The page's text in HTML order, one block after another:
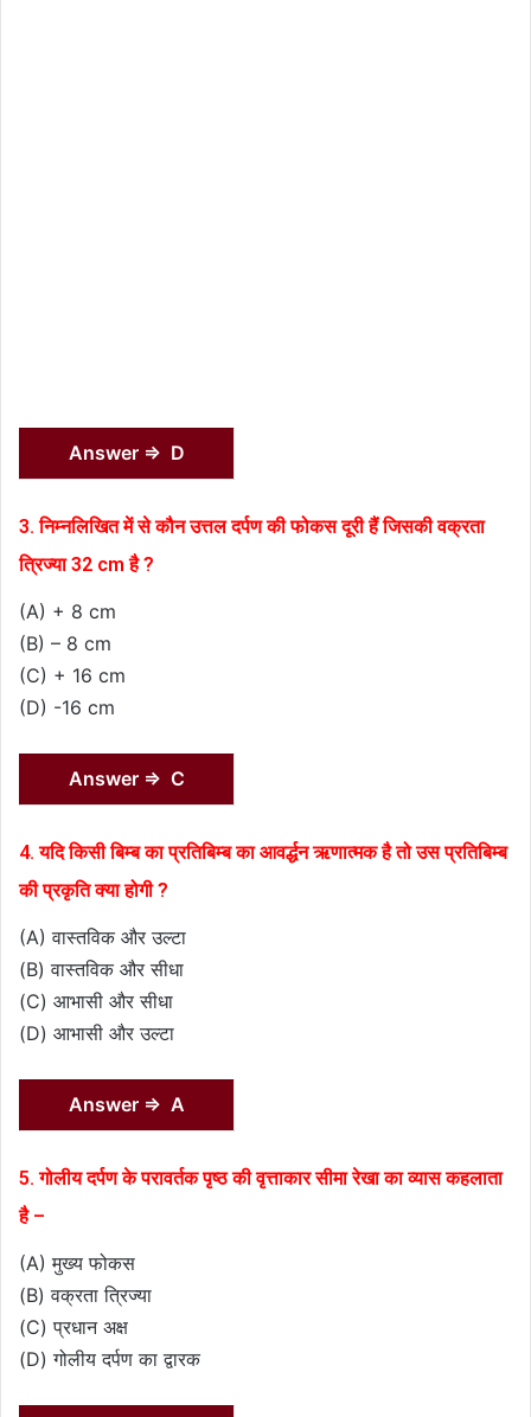
Answer ⇒ D
3. निम्नलिखित में से कौन उत्तल दर्पण की फोकस दूरी हैं जिसकी वक्रता
त्रिज्या 32 cm है ?
(A) + 8 cm
(B) – 8 cm
(C) + 16 cm
(D) -16 cm
Answer ⇒ C
4. यदि किसी बिम्ब का प्रतिबिम्ब का आवर्द्धन ऋणात्मक है तो उस प्रतिबिम्ब
की प्रकृति क्या होगी ?
(A) वास्तविक और उल्टा
(B) वास्तविक और सीधा
(C) आभासी और सीधा
(D) आभासी और उल्टा
Answer ⇒ A
5. गोलीय दर्पण के परावर्तक पृष्ठ की वृत्ताकार सीमा रेखा का व्यास कहलाता
है –
(A) मुख्य फोकस
(B) वक्रता त्रिज्या
(C) प्रधान अक्ष
(D) गोलीय दर्पण का द्वारक